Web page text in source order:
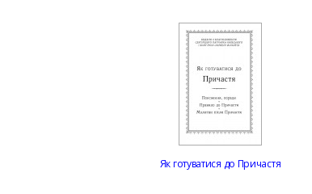
Як готуватися до Причастя